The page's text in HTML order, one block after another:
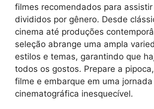
filmes recomendados para
divididos por gênero. Desde
cinema até produções
seleção abrange uma ampla
estilos e temas, garantindo que
todos os gostos. Prepare a
filme e embarque em uma jornada
cinematográfica inesquecível.